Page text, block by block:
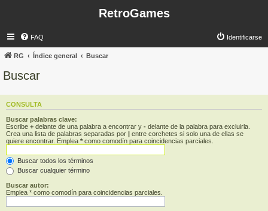
RetroGames
FAQ Identificarse
RG Índice general Buscar
Buscar
CONSULTA
Buscar palabras clave:
Escribe + delante de una palabra a encontrar y - delante de la palabra para excluirla.
Crea una lista de palabras separadas por | entre corchetes si solo una de ellas se
quiere encontrar. Emplea * como comodín para coincidencias parciales.
Buscar todos los términos
Buscar cualquier término
Buscar autor:
Emplea * como comodín para coincidencias parciales.